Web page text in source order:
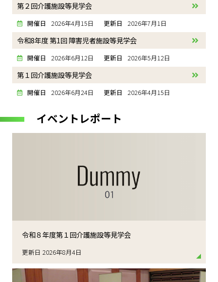
第２回介護施設等見学会
開催日 2026年4月15日 更新日 2026年7月1日
令和8年度 第1回 障害児者施設等見学会
開催日 2026年6月12日 更新日 2026年5月12日
第１回介護施設等見学会
開催日 2026年6月24日 更新日 2026年4月15日
イベントレポート
令和８年度第１回介護施設等見学会
更新日 2026年8月4日